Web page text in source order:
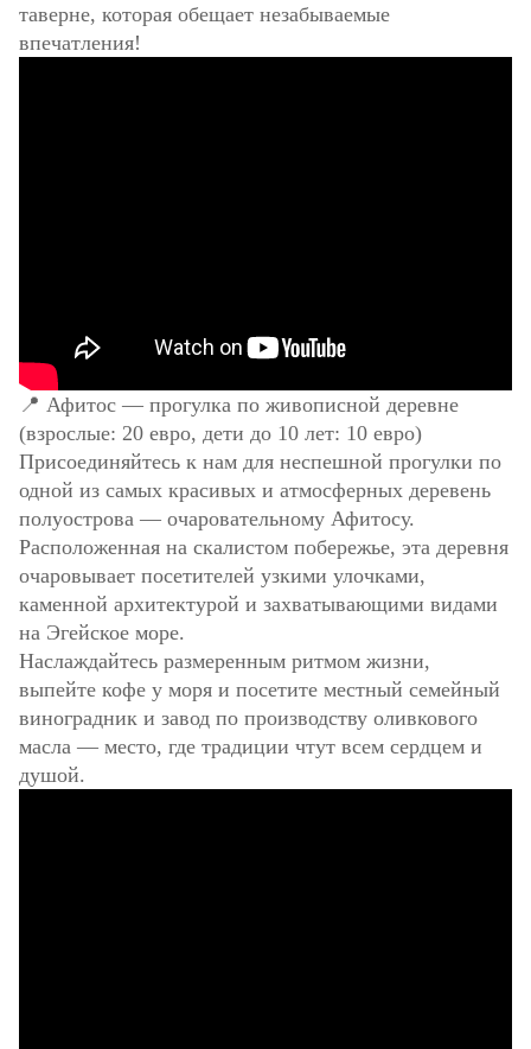
таверне, которая обещает незабываемые
впечатления!
📍 Афитос — прогулка по живописной деревне
(взрослые: 20 евро, дети до 10 лет: 10 евро)
Присоединяйтесь к нам для неспешной прогулки по
одной из самых красивых и атмосферных деревень
полуострова — очаровательному Афитосу.
Расположенная на скалистом побережье, эта деревня
очаровывает посетителей узкими улочками,
каменной архитектурой и захватывающими видами
на Эгейское море.
Наслаждайтесь размеренным ритмом жизни,
выпейте кофе у моря и посетите местный семейный
виноградник и завод по производству оливкового
масла — место, где традиции чтут всем сердцем и
душой.